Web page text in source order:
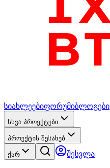
სიახლეებიფორუმიბლოგები
სხვა პროექტები
პროექტის შესახებ
ქარ შესვლა